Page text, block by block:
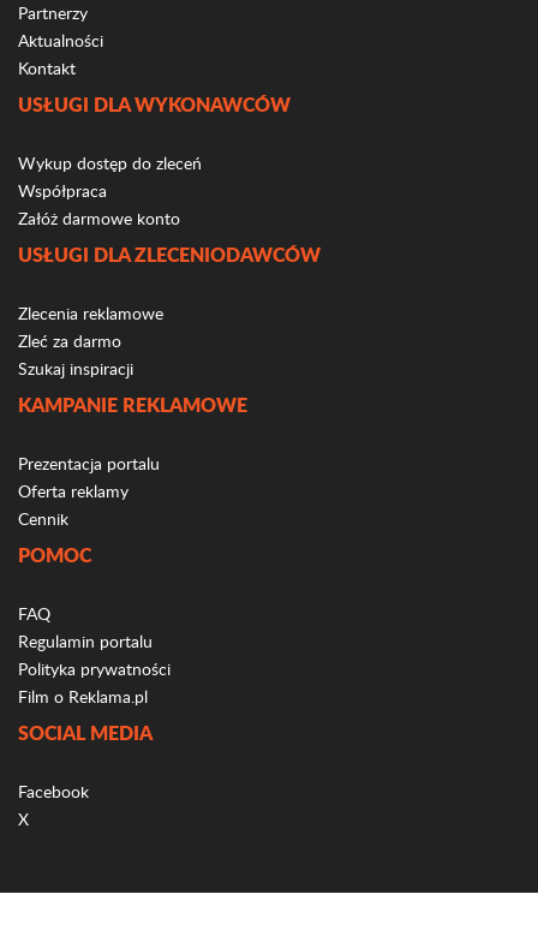
Partnerzy
Aktualności
Kontakt
USŁUGI DLA WYKONAWCÓW
Wykup dostęp do zleceń
Współpraca
Załóż darmowe konto
USŁUGI DLA ZLECENIODAWCÓW
Zlecenia reklamowe
Zleć za darmo
Szukaj inspiracji
KAMPANIE REKLAMOWE
Prezentacja portalu
Oferta reklamy
Cennik
POMOC
FAQ
Regulamin portalu
Polityka prywatności
Film o Reklama.pl
SOCIAL MEDIA
Facebook
X